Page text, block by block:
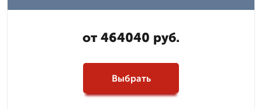
от 464040 руб.
Выбрать